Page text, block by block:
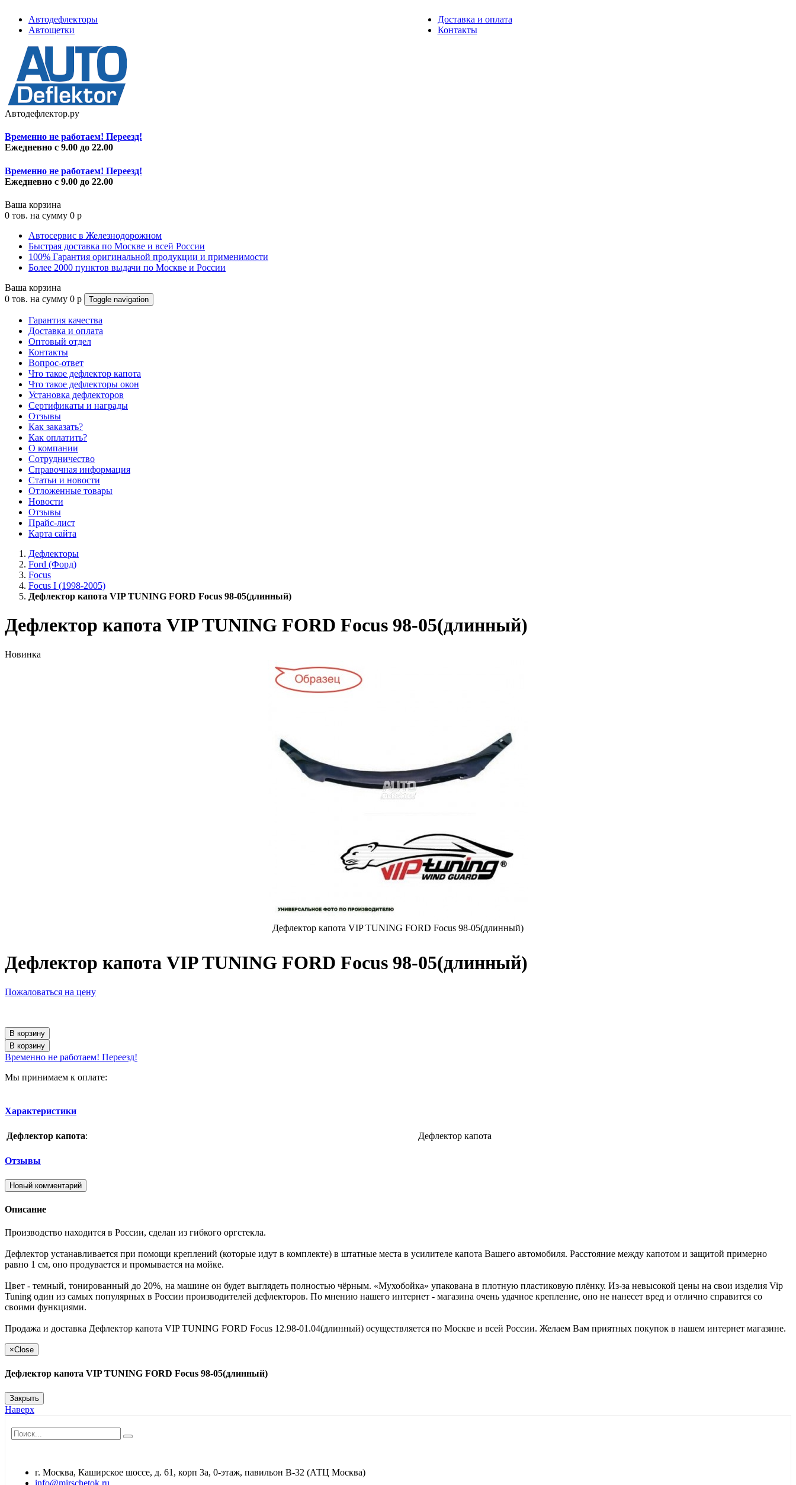
Автодефлекторы
Автощетки
Доставка и оплата
Контакты
Автодефлектор.ру
Временно не работаем! Переезд!
Ежедневно с 9.00 до 22.00
Временно не работаем! Переезд!
Ежедневно с 9.00 до 22.00
Ваша корзина
0 тов. на сумму 0 p
Автосервис в Железнодорожном
Быстрая доставка по Москве и всей России
100% Гарантия оригинальной продукции и применимости
Более 2000 пунктов выдачи по Москве и России
Ваша корзина
0 тов. на сумму 0 p Toggle navigation
Гарантия качества
Доставка и оплата
Оптовый отдел
Контакты
Вопрос-ответ
Что такое дефлектор капота
Что такое дефлекторы окон
Установка дефлекторов
Сертификаты и награды
Отзывы
Как заказать?
Как оплатить?
О компании
Сотрудничество
Справочная информация
Статьи и новости
Отложенные товары
Новости
Отзывы
Прайс-лист
Карта сайта
Дефлекторы
Ford (Форд)
Focus
Focus I (1998-2005)
Дефлектор капота VIP TUNING FORD Focus 98-05(длинный)
Дефлектор капота VIP TUNING FORD Focus 98-05(длинный)
Новинка
Дефлектор капота VIP TUNING FORD Focus 98-05(длинный)
Дефлектор капота VIP TUNING FORD Focus 98-05(длинный)
Пожаловаться на цену
В корзину
В корзину
Временно не работаем! Переезд!
Мы принимаем к оплате:
Характеристики
Дефлектор капота: Дефлектор капота
Отзывы
Новый комментарий
Описание
Производство находится в России, сделан из гибкого оргстекла.
Дефлектор устанавливается при помощи креплений (которые идут в комплекте) в штатные места в усилителе капота Вашего автомобиля. Расстояние между капотом и защитой примерно
равно 1 см, оно продувается и промывается на мойке.
Цвет - темный, тонированный до 20%, на машине он будет выглядеть полностью чёрным. «Мухобойка» упакована в плотную пластиковую плёнку. Из-за невысокой цены на свои изделия Vip
Tuning один из самых популярных в России производителей дефлекторов. По мнению нашего интернет - магазина очень удачное крепление, оно не нанесет вред и отлично справится со
своими функциями.
Продажа и доставка Дефлектор капота VIP TUNING FORD Focus 12.98-01.04(длинный) осуществляется по Москве и всей России. Желаем Вам приятных покупок в нашем интернет магазине.
×Close
Дефлектор капота VIP TUNING FORD Focus 98-05(длинный)
Закрыть
Наверх
г. Москва, Каширское шоссе, д. 61, корп 3а, 0-этаж, павильон В-32 (АТЦ Москва)
info@mirschetok.ru